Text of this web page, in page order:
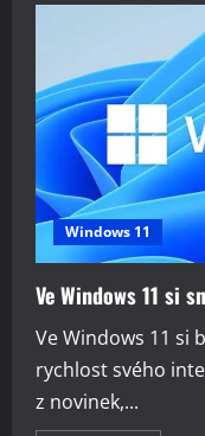
velmi
podobá
Windows 11
Ve Windows 11 si
Ve Windows 11 si
rychlost svého
z novinek,...